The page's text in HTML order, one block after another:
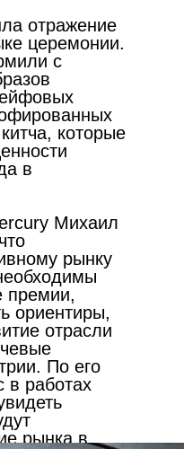
отражение
церемонии.
с
которые
в
Михаил
рынку
премии,
ориентиры,
отрасли
По его
в работах
рынка в